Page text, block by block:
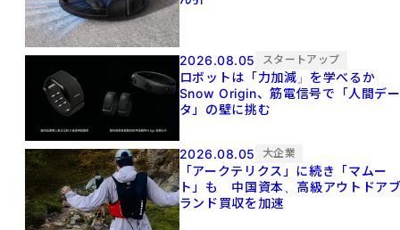
2026.08.05 スタートアップ
ロボットは「力加減」を学べるか
Snow Origin、筋電信号で「人間デー
タ」の壁に挑む
2026.08.05 大企業
「アークテリクス」に続き「マムー
ト」も 中国資本、高級アウトドア
ランド買収を加速